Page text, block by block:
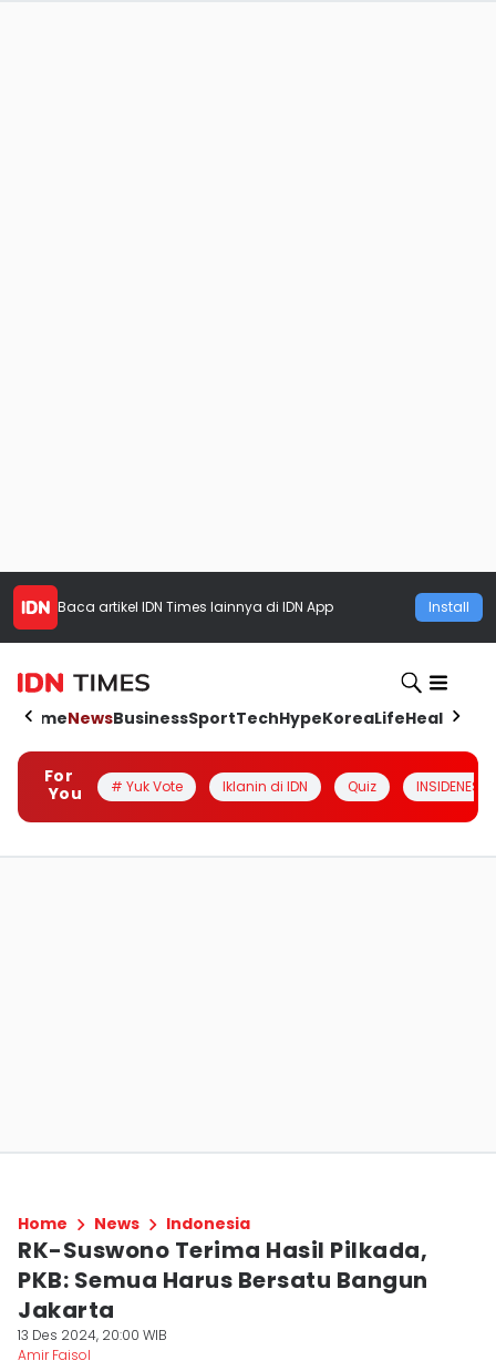
Baca artikel IDN Times lainnya di IDN App Install
HomeNewsBusinessSportTechHypeKoreaLifeHealth
For
You
# Yuk Vote Iklanin di IDN Quiz INSIDENESIA
Home News Indonesia
RK-Suswono Terima Hasil Pilkada,
PKB: Semua Harus Bersatu Bangun
Jakarta
13 Des 2024, 20:00 WIB
Amir Faisol